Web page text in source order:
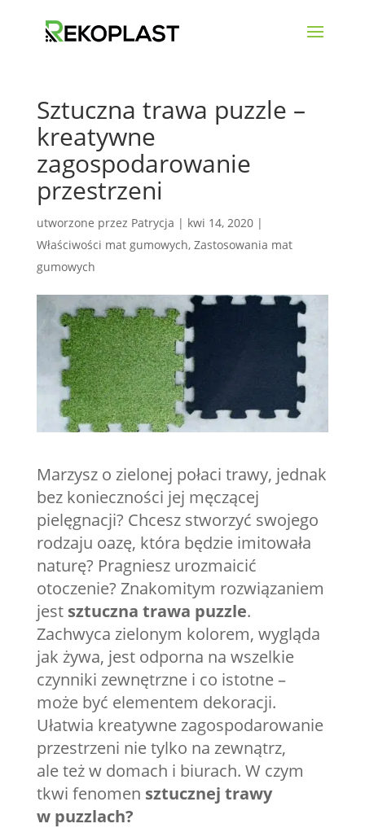
Sztuczna trawa puzzle –
kreatywne
zagospodarowanie
przestrzeni
utworzone przez Patrycja | kwi 14, 2020|
Właściwości mat gumowych, Zastosowania mat
gumowych
Marzysz o zielonej połaci trawy, jednak
bez konieczności jej męczącej
pielęgnacji? Chcesz stworzyć swojego
rodzaju oazę, która będzie imitowała
naturę? Pragniesz urozmaicić
otoczenie? Znakomitym rozwiązaniem
jest sztuczna trawa puzzle.
Zachwyca zielonym kolorem, wygląda
jak żywa, jest odporna na wszelkie
czynniki zewnętrzne i co istotne –
może być elementem dekoracji.
Ułatwia kreatywne zagospodarowanie
przestrzeni nie tylko na zewnątrz,
ale też w domach i biurach. W czym
tkwi fenomen sztucznej trawy
w puzzlach?